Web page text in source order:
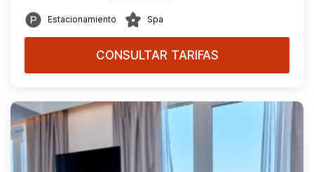
Estacionamiento Spa
CONSULTAR TARIFAS